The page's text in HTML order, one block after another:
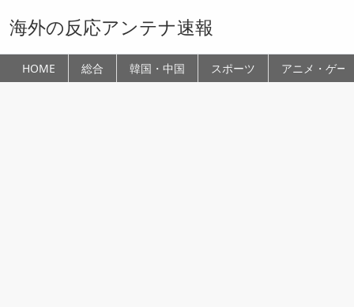
海外の反応アンテナ速報
HOME 総合 韓国・中国 スポーツ アニメ・ゲー